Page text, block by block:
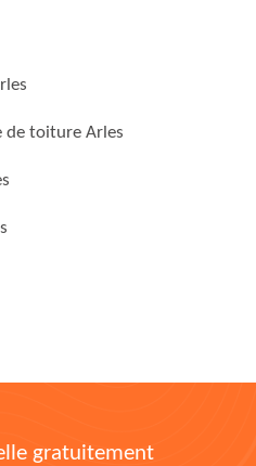
de toiture Arles
gratuitement